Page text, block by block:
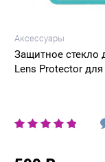
Аксессуары
Защитное стекло
Lens Protector